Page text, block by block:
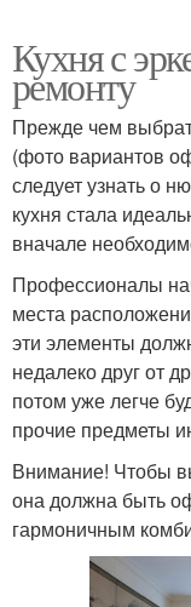
Кухня с
ремонту
Прежде чем
(фото вариантов
следует узнать о
кухня стала
вначале
Профессионалы
места
эти элементы
недалеко друг от
потом уже легче
прочие предметы
Внимание! Чтобы
она должна быть
гармоничным